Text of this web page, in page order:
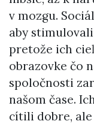
v mozgu.
aby
pretože ich
obrazovke čo
spoločnosti
našom čase.
cítili dobre, ale